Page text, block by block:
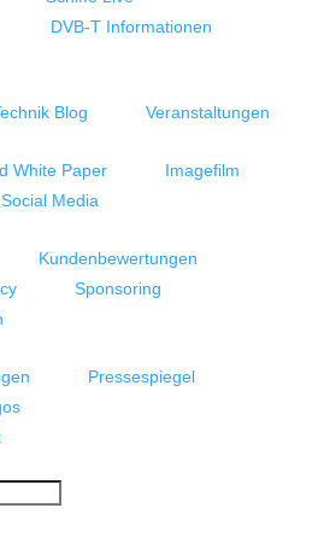
DVB-T Informationen
Blog
Veranstaltungen
White Paper
Imagefilm
Social Media
Kundenbewertungen
Sponsoring
Pressespiegel